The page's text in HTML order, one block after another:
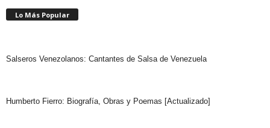
Lo Más Popular
Salseros Venezolanos: Cantantes de Salsa de Venezuela
Humberto Fierro: Biografía, Obras y Poemas [Actualizado]